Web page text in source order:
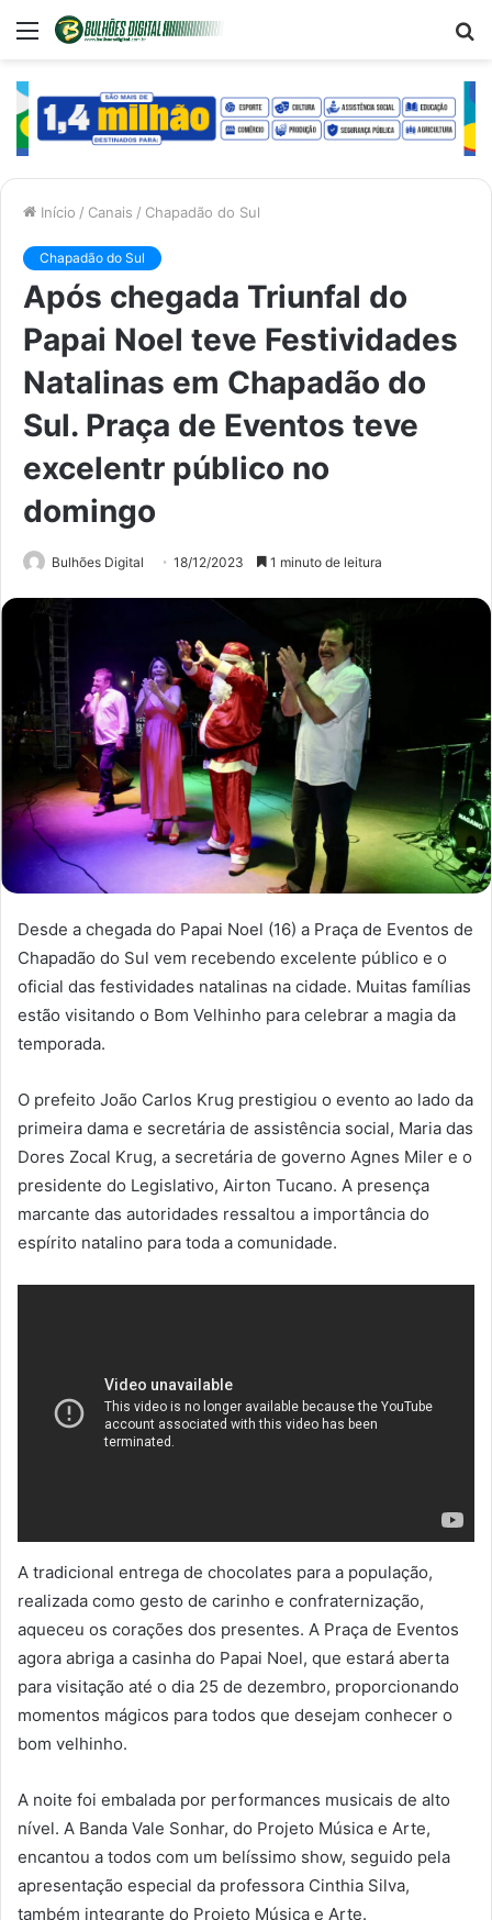
Menu
Início / Canais / Chapadão do Sul
Chapadão do Sul
Após chegada Triunfal do
Papai Noel teve Festividades
Natalinas em Chapadão do
Sul. Praça de Eventos teve
excelentr público no
domingo
Bulhões Digital 18/12/2023 1 minuto de leitura
Desde a chegada do Papai Noel (16) a Praça de Eventos de
Chapadão do Sul vem recebendo excelente público e o
oficial das festividades natalinas na cidade. Muitas famílias
estão visitando o Bom Velhinho para celebrar a magia da
temporada.
O prefeito João Carlos Krug prestigiou o evento ao lado da
primeira dama e secretária de assistência social, Maria das
Dores Zocal Krug, a secretária de governo Agnes Miler e o
presidente do Legislativo, Airton Tucano. A presença
marcante das autoridades ressaltou a importância do
espírito natalino para toda a comunidade.
A tradicional entrega de chocolates para a população,
realizada como gesto de carinho e confraternização,
aqueceu os corações dos presentes. A Praça de Eventos
agora abriga a casinha do Papai Noel, que estará aberta
para visitação até o dia 25 de dezembro, proporcionando
momentos mágicos para todos que desejam conhecer o
bom velhinho.
A noite foi embalada por performances musicais de alto
nível. A Banda Vale Sonhar, do Projeto Música e Arte,
encantou a todos com um belíssimo show, seguido pela
apresentação especial da professora Cinthia Silva,
também integrante do Projeto Música e Arte.